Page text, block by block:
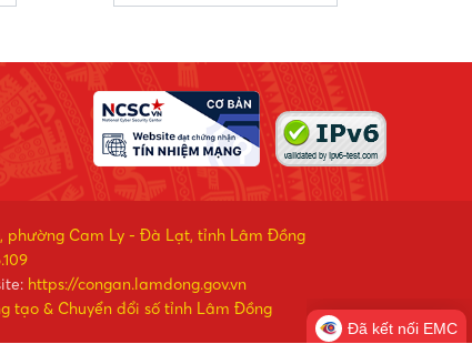
phường Cam Ly - Đà Lạt, tỉnh Lâm Đồng
https://congan.lamdong.gov.vn
tạo & Chuyển đổi số tỉnh Lâm Đồng
Đã kết nối EMC